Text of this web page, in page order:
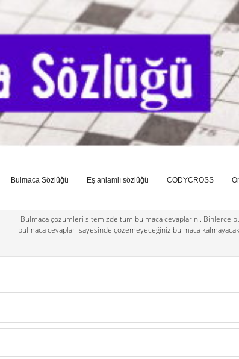
Bulmaca Sözlüğü Eş anlamlı sözlüğü CODYCROSS
Bulmaca çözümleri sitemizde tüm bulmaca cevaplarını. Binlerce
bulmaca cevapları sayesinde çözemeyeceğiniz bulmaca